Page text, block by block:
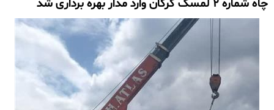
چاه شماره ۲ لمسک گرگان وارد مدار بهره برداری شد